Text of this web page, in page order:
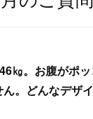
㎏。お腹がポ
。どんなデザ